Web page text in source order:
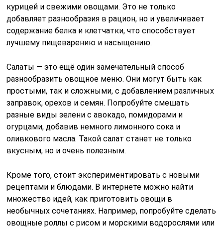
курицей и свежими овощами. Это не только
добавляет разнообразия в рацион, но и увеличивает
содержание белка и клетчатки, что способствует
лучшему пищеварению и насыщению.
Салаты — это ещё один замечательный способ
разнообразить овощное меню. Они могут быть как
простыми, так и сложными, с добавлением различных
заправок, орехов и семян. Попробуйте смешать
разные виды зелени с авокадо, помидорами и
огурцами, добавив немного лимонного сока и
оливкового масла. Такой салат станет не только
вкусным, но и очень полезным.
Кроме того, стоит экспериментировать с новыми
рецептами и блюдами. В интернете можно найти
множество идей, как приготовить овощи в
необычных сочетаниях. Например, попробуйте сделать
овощные роллы с рисом и морскими водорослями или